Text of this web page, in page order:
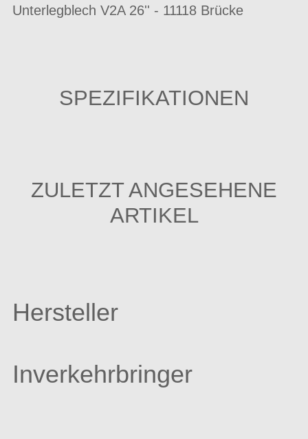
Unterlegblech V2A 26'' - 11118 Brücke
SPEZIFIKATIONEN
ZULETZT ANGESEHENE
ARTIKEL
Hersteller
Inverkehrbringer